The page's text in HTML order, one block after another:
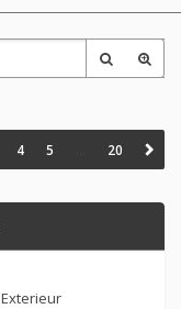
4 5 20
Exterieur